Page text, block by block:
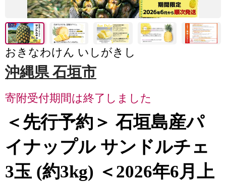
おきなわけん いしがきし
沖縄県 石垣市
寄附受付期間は終了しました
＜先行予約＞ 石垣島産パ
イナップル サンドルチェ
3玉 (約3kg) ＜2026年6月上